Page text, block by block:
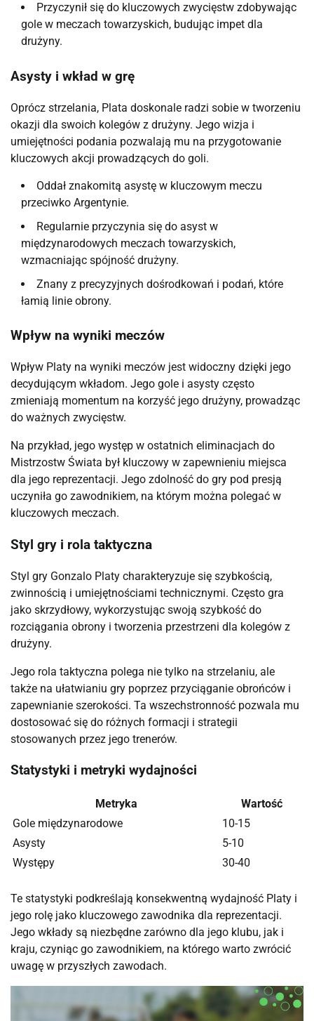
Przyczynił się do kluczowych zwycięstw zdobywając
gole w meczach towarzyskich, budując impet dla
drużyny.
Asysty i wkład w grę
Oprócz strzelania, Plata doskonale radzi sobie w tworzeniu
okazji dla swoich kolegów z drużyny. Jego wizja i
umiejętności podania pozwalają mu na przygotowanie
kluczowych akcji prowadzących do goli.
Oddał znakomitą asystę w kluczowym meczu
przeciwko Argentynie.
Regularnie przyczynia się do asyst w
międzynarodowych meczach towarzyskich,
wzmacniając spójność drużyny.
Znany z precyzyjnych dośrodkowań i podań, które
łamią linie obrony.
Wpływ na wyniki meczów
Wpływ Platy na wyniki meczów jest widoczny dzięki jego
decydującym wkładom. Jego gole i asysty często
zmieniają momentum na korzyść jego drużyny, prowadząc
do ważnych zwycięstw.
Na przykład, jego występ w ostatnich eliminacjach do
Mistrzostw Świata był kluczowy w zapewnieniu miejsca
dla jego reprezentacji. Jego zdolność do gry pod presją
uczyniła go zawodnikiem, na którym można polegać w
kluczowych meczach.
Styl gry i rola taktyczna
Styl gry Gonzalo Platy charakteryzuje się szybkością,
zwinnością i umiejętnościami technicznymi. Często gra
jako skrzydłowy, wykorzystując swoją szybkość do
rozciągania obrony i tworzenia przestrzeni dla kolegów z
drużyny.
Jego rola taktyczna polega nie tylko na strzelaniu, ale
także na ułatwianiu gry poprzez przyciąganie obrońców i
zapewnianie szerokości. Ta wszechstronność pozwala mu
dostosować się do różnych formacji i strategii
stosowanych przez jego trenerów.
Statystyki i metryki wydajności
Metryka
Wartość
Gole międzynarodowe
10-15
Asysty
5-10
Występy
30-40
Te statystyki podkreślają konsekwentną wydajność Platy i
jego rolę jako kluczowego zawodnika dla reprezentacji.
Jego wkłady są niezbędne zarówno dla jego klubu, jak i
kraju, czyniąc go zawodnikiem, na którego warto zwrócić
uwagę w przyszłych zawodach.